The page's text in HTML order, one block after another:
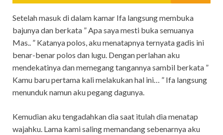
Setelah masuk di dalam kamar Ifa langsung membuka
bajunya dan berkata ” Apa saya mesti buka semuanya
Mas.. ” Katanya polos, aku menatapnya ternyata gadis ini
benar-benar polos dan lugu. Dengan perlahan aku
mendekatinya dan memegang tangannya sambil berkata ”
Kamu baru pertama kali melakukan hal ini… ” Ifa langsung
menunduk namun aku pegang dagunya.
Kemudian aku tengadahkan dia saat itulah dia menatap
wajahku. Lama kami saling memandang sebenarnya aku